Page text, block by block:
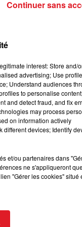
39
de la
selon
50
le
interest: Store and/
advertising; Use
Understand audiences
to personalise
and detect fraud, and fix
may process
on information actively
different devices; Identify
et/ou partenaires dans
ne s'appliqueront
"Gérer les cookies" situé
Continuer sans